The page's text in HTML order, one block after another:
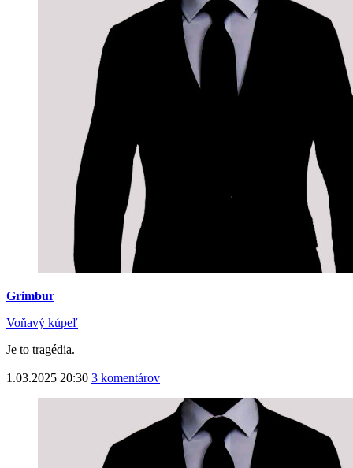
Grimbur
Voňavý kúpeľ
Je to tragédia.
1.03.2025 20:30 3 komentárov